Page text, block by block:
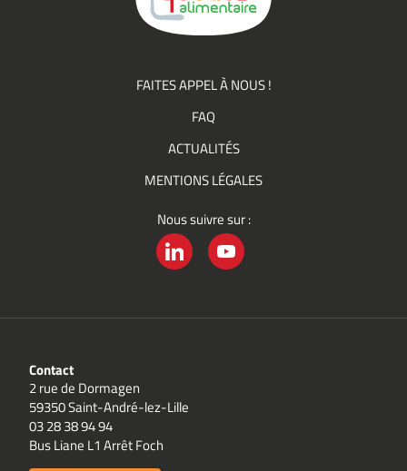
FAITES APPEL À NOUS !
FAQ
ACTUALITÉS
MENTIONS LÉGALES
Nous suivre sur :
Contact
2 rue de Dormagen
59350 Saint-André-lez-Lille
03 28 38 94 94
Bus Liane L1 Arrêt Foch